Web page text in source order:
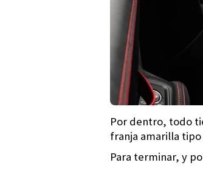
Por dentro, todo
franja amarilla tipo
Para terminar, y